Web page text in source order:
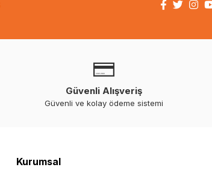
Güvenli Alışveriş
Güvenli ve kolay ödeme sistemi
Kurumsal